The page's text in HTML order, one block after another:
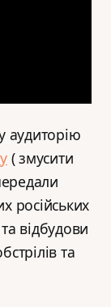
аудиторію
( змусити
російських
відбудови
та